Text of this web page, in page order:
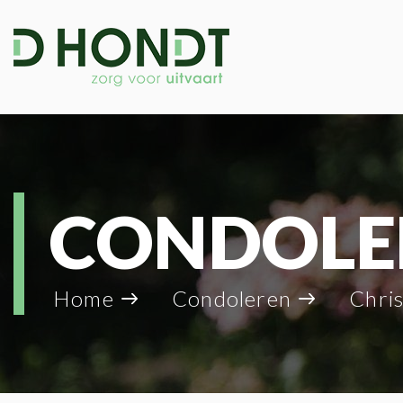
Home Condoleren